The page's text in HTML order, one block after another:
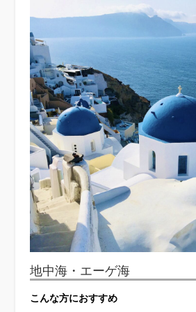
地中海・エーゲ海
こんな方におすすめ